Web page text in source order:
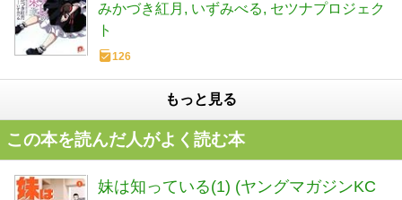
みかづき紅月 いずみべる
セツナプロジェク
ト
126
もっと見る
この本を読んだ人がよく読む本
妹は知っている(1) (ヤングマガジンKC